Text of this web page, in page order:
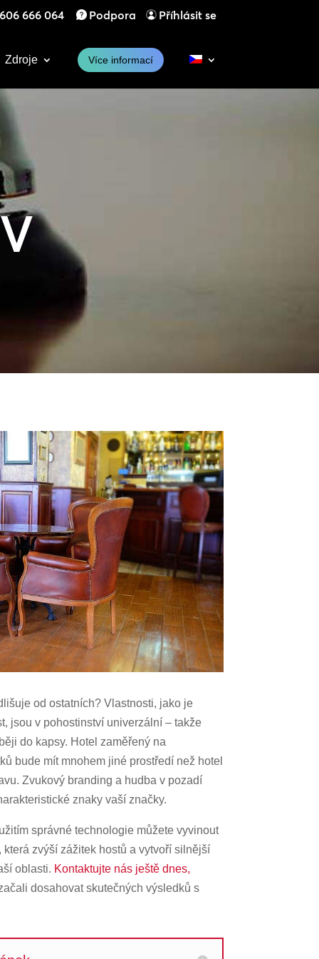
666 064 Podpora Příhlásit se
Zdroje Více informací
od ostatních? Vlastnosti, jako je
jsou v pohostinství univerzální – takže
do kapsy. Hotel zaměřený na
bude mít mnohem jiné prostředí než hotel
Zvukový branding a hudba v pozadí
znaky vaší značky.
správné technologie můžete vyvinout
zvýší zážitek hostů a vytvoří silnější
oblasti. Kontaktujte nás ještě dnes,
dosahovat skutečných výsledků s